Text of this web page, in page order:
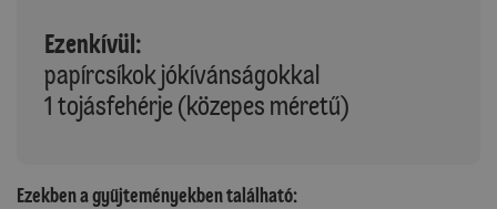
Ezenkívül:
papírcsíkok jókívánságokkal
1 tojásfehérje (közepes méretű)
Ezekben a gyűjteményekben található: